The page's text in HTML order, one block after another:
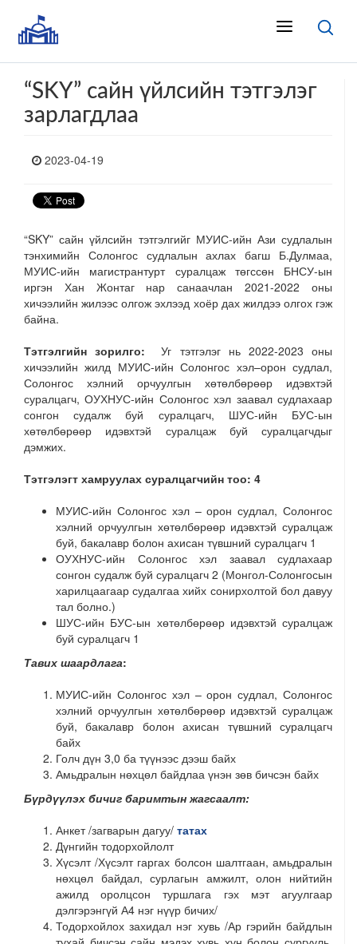
“SKY” сайн үйлсийн тэтгэлэг
зарлагдлаа
2023-04-19
“SKY” сайн үйлсийн тэтгэлгийг МУИС-ийн Ази судлалын
тэнхимийн Солонгос судлалын ахлах багш Б.Дулмаа,
МУИС-ийн магистрантурт суралцаж төгссөн БНСУ-ын
иргэн Хан Жонтаг нар санаачлан 2021-2022 оны
хичээлийн жилээс олгож эхлээд хоёр дах жилдээ олгох гэж
байна.
Тэтгэлгийн зорилго:
Уг тэтгэлэг нь 2022-2023 оны
хичээлийн жилд МУИС-ийн Солонгос хэл–орон судлал,
Солонгос хэлний орчуулгын хөтөлбөрөөр идэвхтэй
суралцагч, ОУХНУС-ийн Солонгос хэл заавал судлахаар
сонгон судалж буй суралцагч, ШУС-ийн БУС-ын
хөтөлбөрөөр идэвхтэй суралцаж буй суралцагчдыг
дэмжих.
Тэтгэлэгт хамруулах суралцагчийн тоо: 4
МУИС-ийн Солонгос хэл – орон судлал, Солонгос
хэлний орчуулгын хөтөлбөрөөр идэвхтэй суралцаж
буй, бакалавр болон ахисан түвшний суралцагч 1
ОУХНУС-ийн Солонгос хэл заавал судлахаар
сонгон судалж буй суралцагч 2 (Монгол-Солонгосын
харилцаагаар судалгаа хийх сонирхолтой бол давуу
тал болно.)
ШУС-ийн БУС-ын хөтөлбөрөөр идэвхтэй суралцаж
буй суралцагч 1
Тавих шаардлага:
МУИС-ийн Солонгос хэл – орон судлал, Солонгос
хэлний орчуулгын хөтөлбөрөөр идэвхтэй суралцаж
буй, бакалавр болон ахисан түвшний суралцагч
байх
Голч дүн 3,0 ба түүнээс дээш байх
Амьдралын нөхцөл байдлаа үнэн зөв бичсэн байх
Бүрдүүлэх бичиг баримтын жагсаалт:
Анкет /загварын дагуу/ татах
Дүнгийн тодорхойлолт
Хүсэлт /Хүсэлт гаргах болсон шалтгаан, амьдралын
нөхцөл байдал, сурлагын амжилт, олон нийтийн
ажилд оролцсон туршлага гэх мэт агуулгаар
дэлгэрэнгүй А4 нэг нүүр бичих/
Тодорхойлох захидал нэг хувь /Ар гэрийн байдлын